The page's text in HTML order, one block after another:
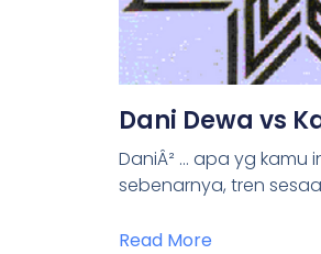
Dani Dewa vs
DaniÂ² … apa yg kamu
sebenarnya, tren
Read More